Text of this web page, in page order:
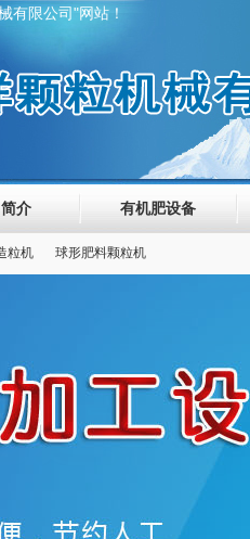
有限公司"网站！
介 有机肥设备
粒机 球形肥料颗粒机